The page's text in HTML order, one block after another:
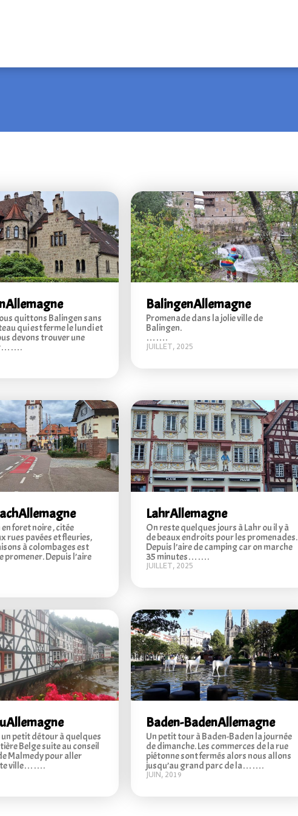
Allemagne
quittons Balingen sans
qui est ferme le lundi et
devons trouver une
BalingenAllemagne
Promenade dans la jolie ville de
Balingen.
…….
JUILLET, 2025
Allemagne
foret noire , citée
rues pavées et fleuries,
à colombages est
promener. Depuis l’aire
LahrAllemagne
On reste quelques jours à Lahr ou il y à
de beaux endroits pour les promenades.
Depuis l’aire de camping car on marche
35 minutes…….
JUILLET, 2025
Allemagne
un petit détour à quelques
Belge suite au conseil
Malmedy pour aller
ville…….
Baden-BadenAllemagne
Un petit tour à Baden-Baden la journée
de dimanche. Les commerces de la rue
piétonne sont fermés alors nous allons
jusqu’au grand parc de la…….
JUIN, 2019